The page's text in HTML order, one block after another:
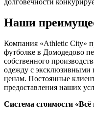
долговечности
Наши
Компания «Athletic City»
футболке в Домодедово
собственного
одежду с эксклюзивными
ценам. Постоянные
предоставления наших
Система стоимости «Всё